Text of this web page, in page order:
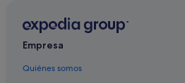
Valdaora hoteles
San Vigilio hoteles
Anterselva hoteles
Empresa
Quiénes somos